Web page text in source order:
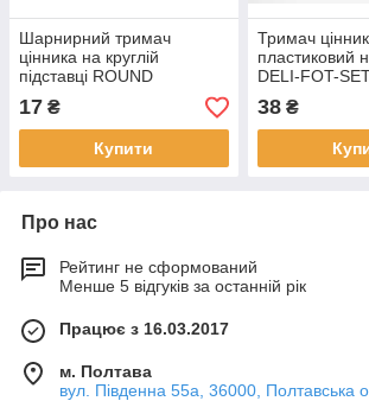
Шарнирний тримач
цінника на круглій
підставці ROUND
17 ₴
Купити
Тримач
пластиковий
DELI-FOT-
38₴
Про нас
Рейтинг не сформований
Менше 5 відгуків за останній рік
Працює з 16.03.2017
м. Полтава
вул. Південна 55а, 36000, Полтавська